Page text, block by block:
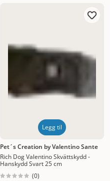
Legg til
Pet´s Creation by Valentino Sante
Rich Dog Valentino Skvättskydd -
Hanskydd Svart 25 cm
(0)